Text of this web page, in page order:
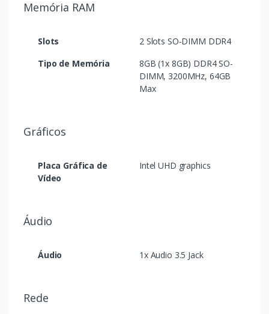
Memória RAM
Slots
2 Slots SO-DIMM DDR4
Tipo de Memória
8GB (1x 8GB) DDR4 SO-
DIMM, 3200MHz, 64GB
Max
Gráficos
Placa Gráfica de
Vídeo
Intel UHD graphics
Áudio
Áudio 1x Audio 3.5 Jack
Rede